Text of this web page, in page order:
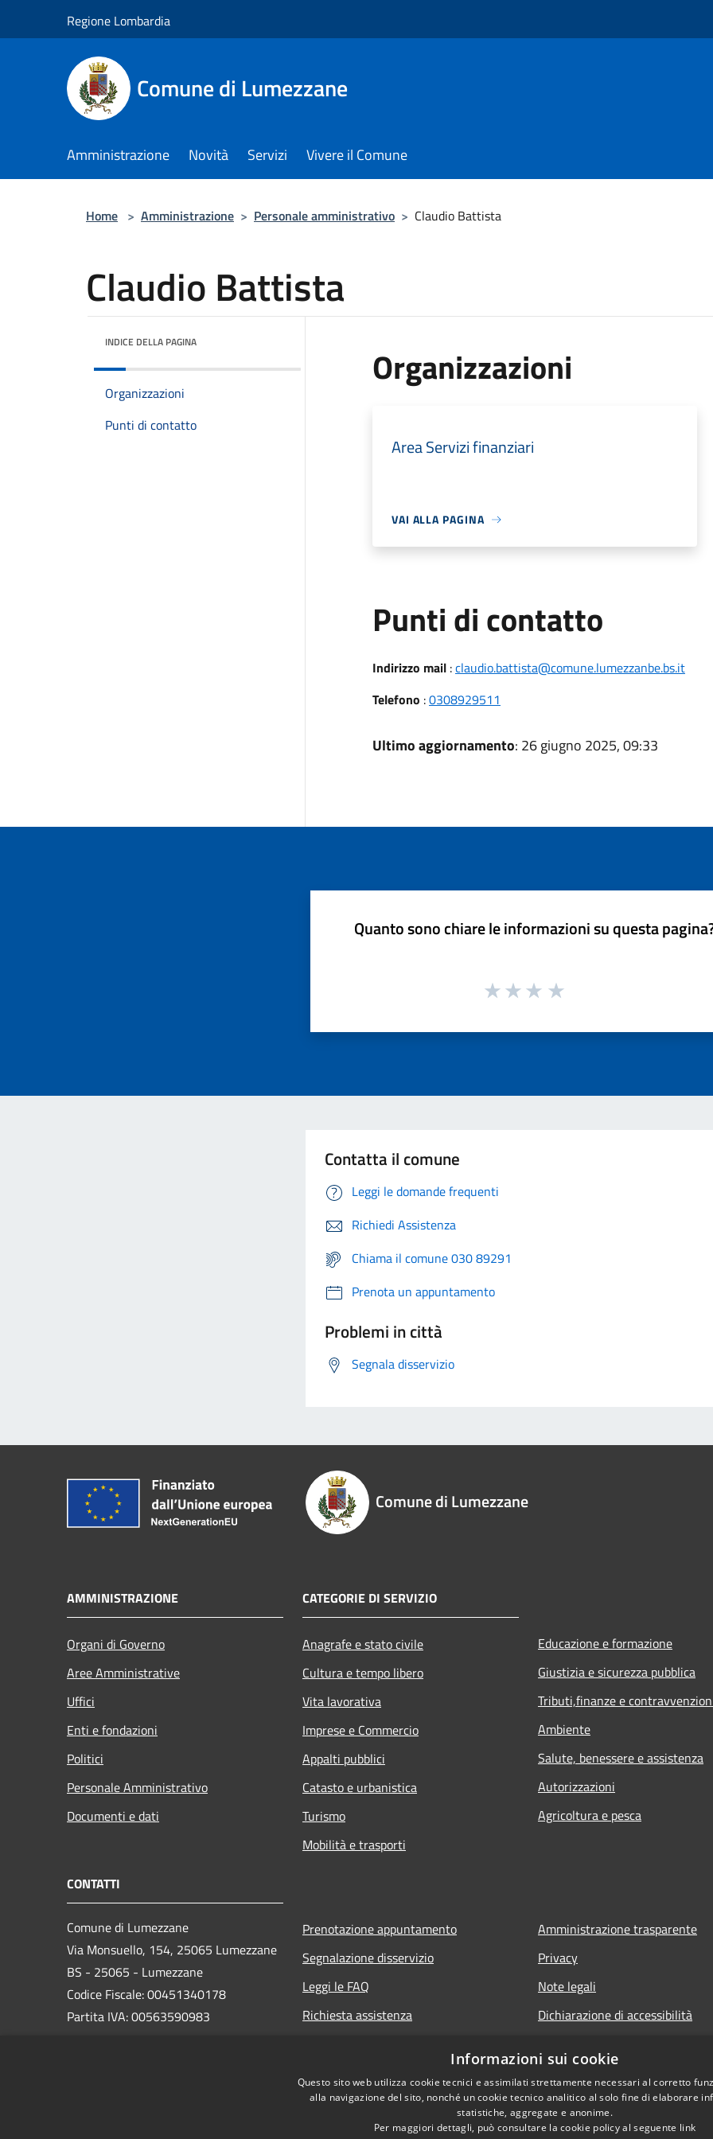
Regione Lombardia
Comune di Lumezzane
Amministrazione Novità Servizi Vivere il Comune
Home > Amministrazione > Personale amministrativo > Claudio Battista
Claudio Battista
INDICE DELLA PAGINA
Organizzazioni
Punti di contatto
Organizzazioni
Area Servizi finanziari
VAI ALLA PAGINA
Punti di contatto
Indirizzo mail:claudio.battista@comune.lumezzanbe.bs.it
Telefono :0308929511
Ultimo aggiornamento: 26 giugno 2025, 09:33
Quanto sono chiare le informazioni su questa
Contatta il comune
Leggi le domande frequenti
Richiedi Assistenza
Chiama il comune 030 89291
Prenota un appuntamento
Problemi in città
Segnala disservizio
Comune di Lumezzane
AMMINISTRAZIONE
Organi di Governo
Aree Amministrative
Uffici
Enti e fondazioni
Politici
Personale Amministrativo
Documenti e dati
CATEGORIE DI SERVIZIO
Anagrafe e stato civile
Cultura e tempo libero
Vita lavorativa
Imprese e Commercio
Appalti pubblici
Catasto e urbanistica
Turismo
Mobilità e trasporti
Educazione e formazione
Giustizia e sicurezza pubblica
Tributi,finanze e
Ambiente
Salute, benessere e assistenza
Autorizzazioni
Agricoltura e pesca
CONTATTI
Comune di Lumezzane
Via Monsuello, 154, 25065 Lumezzane
BS - 25065 - Lumezzane
Codice Fiscale: 00451340178
Partita IVA: 00563590983
Prenotazione appuntamento
Segnalazione disservizio
Leggi le FAQ
Richiesta assistenza
Amministrazione trasparente
Privacy
Note legali
Dichiarazione di accessibilità
Informazioni sui cookie
Questo sito web utilizza cookie tecnici e assimilati strettamente necessari al corretto
alla navigazione del sito, nonché un cookie tecnico analitico al solo fine di elaborare
statistiche, aggregate e anonime.
Per maggiori dettagli, può consultare la cookie policy al seguente link